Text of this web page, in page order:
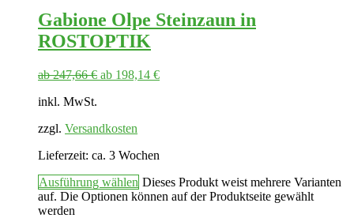
Gabione Olpe Steinzaun in
ROSTOPTIK
ab247,66€ ab 198,14 €
inkl. MwSt.
zzgl. Versandkosten
Lieferzeit: ca. 3 Wochen
Ausführung wählen Dieses Produkt weist mehrere Varianten
auf. Die Optionen können auf der Produktseite gewählt
werden